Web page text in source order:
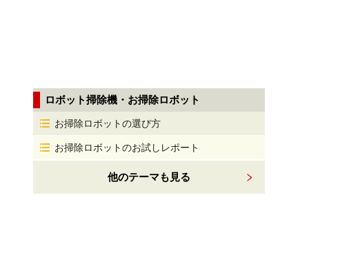
ロボット掃除機・お掃除ロボット
お掃除ロボットの選び方
お掃除ロボットのお試しレポート
他のテーマも見る